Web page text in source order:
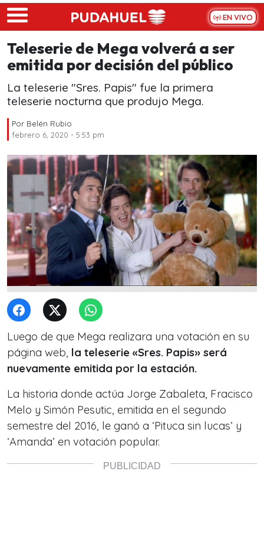
Skip to main content
EN VIVO
Teleserie de Mega volverá a ser
emitida por decisión del público
La teleserie "Sres. Papis" fue la primera
teleserie nocturna que produjo Mega.
Por Belén Rubio
febrero 6, 2020 - 5:53 pm
Luego de que Mega realizara una votación en su
página web, la teleserie «Sres. Papis» será
nuevamente emitida por la estación.
La historia donde actúa Jorge Zabaleta, Fracisco
Melo y Simón Pesutic, emitida en el segundo
semestre del 2016, le ganó a ‘Pituca sin lucas’ y
‘Amanda’ en votación popular.